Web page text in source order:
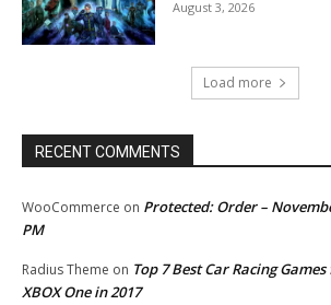
August 3, 2026
Load more
RECENT COMMENTS
WooCommerce on Protected: Order –
PM
Radius Theme on Top 7 Best Car Racing
XBOX One in 2017